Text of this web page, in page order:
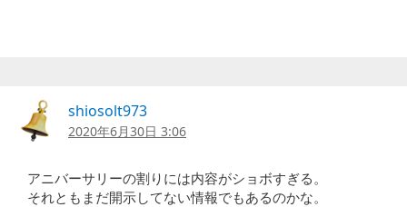
shiosolt973
2020年6月30日 3:06
アニバーサリーの割りには内容がショボすぎる。
それともまだ開示してない情報でもあるのかな。